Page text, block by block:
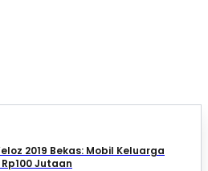
2019 Bekas: Mobil Keluarga
Jutaan